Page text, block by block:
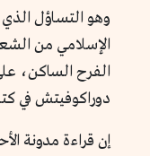
وهو التساؤل
الإسلامي من
الفرح الساكن،
دوراكوفيتش في
إن قراءة مدونة